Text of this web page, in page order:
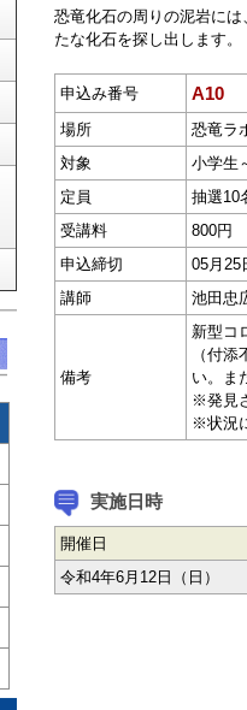
恐竜化石の周りの泥岩に
たな化石を探し出します。
申込み番号 A10
場所
恐竜ラ
対象
小学生
定員
抽選10
受講料
800円
申込締切
05月25
講師
池田忠
備考
新型コ
（付
い。ま
※発見
※状況
実施日時
開催日
令和4年6月12日（日）